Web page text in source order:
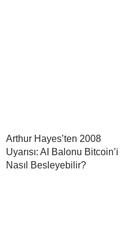
Arthur Hayes’ten 2008
Uyarısı: AI Balonu Bitcoin’i
Nasıl Besleyebilir?